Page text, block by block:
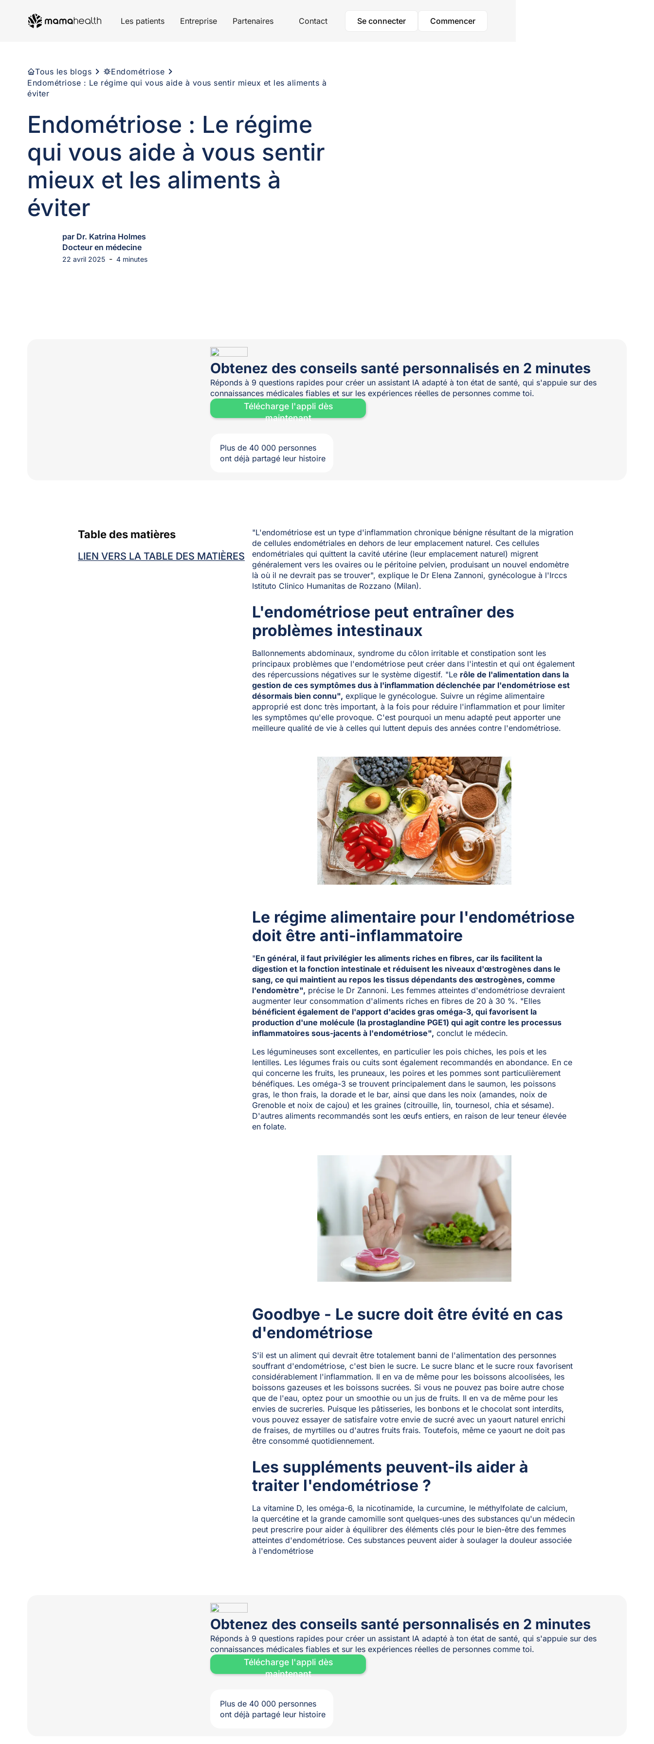
Les patients Entreprise Partenaires Contact Se connecter Commencer
Tous les blogs
Endométriose
Endométriose : Le régime qui vous aide à vous sentir mieux et les aliments à
éviter
Endométriose : Le régime
qui vous aide à vous sentir
mieux et les aliments à
éviter
par Dr. Katrina Holmes
Docteur en médecine
22 avril 2025 - 4 minutes
Obtenez des conseils santé personnalisés en 2 minutes
Réponds à 9 questions rapides pour créer un assistant IA adapté à ton état de santé, qui s'appuie sur des
connaissances médicales fiables et sur les expériences réelles de personnes comme toi.
Télécharge l'appli dès
maintenant
Plus de 40 000 personnes
ont déjà partagé leur histoire
Table des matières
LIEN VERS LA TABLE DES MATIÈRES
"L'endométriose est un type d'inflammation chronique bénigne résultant de la migration
de cellules endométriales en dehors de leur emplacement naturel. Ces cellules
endométriales qui quittent la cavité utérine (leur emplacement naturel) migrent
généralement vers les ovaires ou le péritoine pelvien, produisant un nouvel endomètre
là où il ne devrait pas se trouver", explique le Dr Elena Zannoni, gynécologue à l'Irccs
Istituto Clinico Humanitas de Rozzano (Milan).
L'endométriose peut entraîner des
problèmes intestinaux
Ballonnements abdominaux, syndrome du côlon irritable et constipation sont les
principaux problèmes que l'endométriose peut créer dans l'intestin et qui ont également
des répercussions négatives sur le système digestif. "Le rôle de l'alimentation dans la
gestion de ces symptômes dus à l'inflammation déclenchée par l'endométriose est
désormais bien connu", explique le gynécologue. Suivre un régime alimentaire
approprié est donc très important, à la fois pour réduire l'inflammation et pour limiter
les symptômes qu'elle provoque. C'est pourquoi un menu adapté peut apporter une
meilleure qualité de vie à celles qui luttent depuis des années contre l'endométriose.
Le régime alimentaire pour l'endométriose
doit être anti-inflammatoire
"En général, il faut privilégier les aliments riches en fibres, car ils facilitent la
digestion et la fonction intestinale et réduisent les niveaux d'œstrogènes dans le
sang, ce qui maintient au repos les tissus dépendants des œstrogènes, comme
l'endomètre", précise le Dr Zannoni. Les femmes atteintes d'endométriose devraient
augmenter leur consommation d'aliments riches en fibres de 20 à 30 %. "Elles
bénéficient également de l'apport d'acides gras oméga-3, qui favorisent la
production d'une molécule (la prostaglandine PGE1) qui agit contre les processus
inflammatoires sous-jacents à l'endométriose", conclut le médecin.
Les légumineuses sont excellentes, en particulier les pois chiches, les pois et les
lentilles. Les légumes frais ou cuits sont également recommandés en abondance. En ce
qui concerne les fruits, les pruneaux, les poires et les pommes sont particulièrement
bénéfiques. Les oméga-3 se trouvent principalement dans le saumon, les poissons
gras, le thon frais, la dorade et le bar, ainsi que dans les noix (amandes, noix de
Grenoble et noix de cajou) et les graines (citrouille, lin, tournesol, chia et sésame).
D'autres aliments recommandés sont les œufs entiers, en raison de leur teneur élevée
en folate.
Goodbye - Le sucre doit être évité en cas
d'endométriose
S'il est un aliment qui devrait être totalement banni de l'alimentation des personnes
souffrant d'endométriose, c'est bien le sucre. Le sucre blanc et le sucre roux favorisent
considérablement l'inflammation. Il en va de même pour les boissons alcoolisées, les
boissons gazeuses et les boissons sucrées. Si vous ne pouvez pas boire autre chose
que de l'eau, optez pour un smoothie ou un jus de fruits. Il en va de même pour les
envies de sucreries. Puisque les pâtisseries, les bonbons et le chocolat sont interdits,
vous pouvez essayer de satisfaire votre envie de sucré avec un yaourt naturel enrichi
de fraises, de myrtilles ou d'autres fruits frais. Toutefois, même ce yaourt ne doit pas
être consommé quotidiennement.
Les suppléments peuvent-ils aider à
traiter l'endométriose ?
La vitamine D, les oméga-6, la nicotinamide, la curcumine, le méthylfolate de calcium,
la quercétine et la grande camomille sont quelques-unes des substances qu'un médecin
peut prescrire pour aider à équilibrer des éléments clés pour le bien-être des femmes
atteintes d'endométriose. Ces substances peuvent aider à soulager la douleur associée
à l'endométriose
Obtenez des conseils santé personnalisés en 2 minutes
Réponds à 9 questions rapides pour créer un assistant IA adapté à ton état de santé, qui s'appuie sur des
connaissances médicales fiables et sur les expériences réelles de personnes comme toi.
Télécharge l'appli dès
maintenant
Plus de 40 000 personnes
ont déjà partagé leur histoire